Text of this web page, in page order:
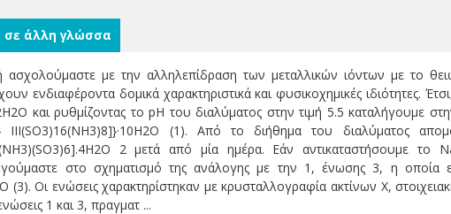
σε άλλη γλώσσα
ασχολούμαστε με την αλληλεπίδραση των μεταλλικών ιόντων με το
ενδιαφέροντα δομικά χαρακτηριστικά και φυσικοχημικές ιδιότητες.
και ρυθμίζοντας το pH του διαλύματος στην τιμή 5.5 καταλήγουμε
III(SO3)16(NH3)8]}·10H2O (1). Από το διήθημα του διαλύματος
2 μετά από μία ημέρα. Εάν αντικαταστήσουμε το
στο σχηματισμό της ανάλογης με την 1, ένωσης 3, η οποία
(3). Οι ενώσεις χαρακτηρίστηκαν με κρυσταλλογραφία ακτίνων Χ,
1 και 3, πραγματ ...